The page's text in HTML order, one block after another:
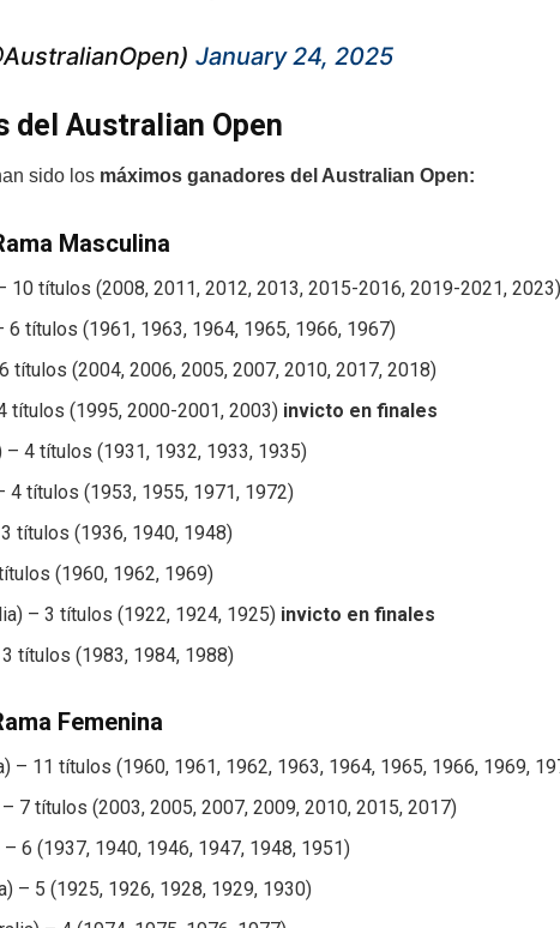
January 24, 2025
del Australian Open
sido los máximos ganadores del Australian Open:
Masculina
10 títulos (2008, 2011, 2012, 2013, 2015-2016, 2019-2021, 2023)
6 títulos (1961, 1963, 1964, 1965, 1966, 1967)
títulos (2004, 2006, 2005, 2007, 2010, 2017, 2018)
títulos (1995, 2000-2001, 2003) invicto en finales
– 4 títulos (1931, 1932, 1933, 1935)
4 títulos (1953, 1955, 1971, 1972)
títulos (1936, 1940, 1948)
(1960, 1962, 1969)
– 3 títulos (1922, 1924, 1925) invicto en finales
títulos (1983, 1984, 1988)
Femenina
– 11 títulos (1960, 1961, 1962, 1963, 1964, 1965, 1966, 1969,
– 7 títulos (2003, 2005, 2007, 2009, 2010, 2015, 2017)
6 (1937, 1940, 1946, 1947, 1948, 1951)
– 5 (1925, 1926, 1928, 1929, 1930)